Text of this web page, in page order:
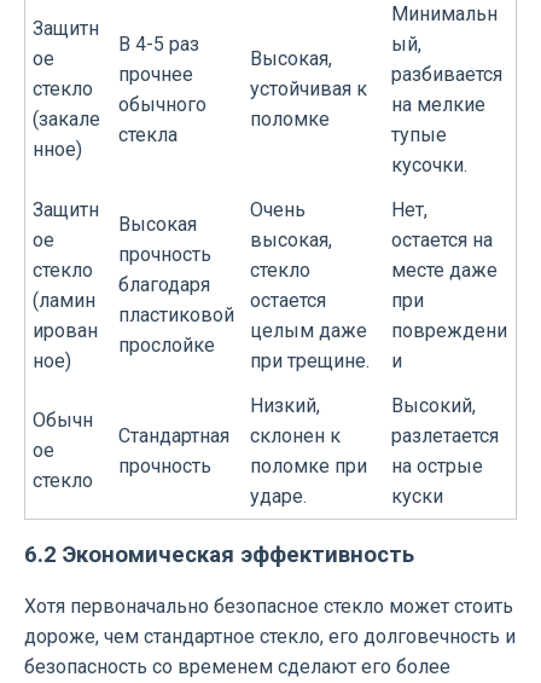
Защитн
ое
стекло
(закале
нное)
В 4-5 раз
прочнее
обычного
стекла
Высокая,
устойчивая к
поломке
Минимальн
ый,
разбивается
на мелкие
тупые
кусочки.
Защитн
ое
стекло
(ламин
ирован
ное)
Высокая
прочность
благодаря
пластиковой
прослойке
Очень
высокая,
стекло
остается
целым даже
при трещине.
Нет,
остается на
месте даже
при
повреждени
и
Обычн
ое
стекло
Стандартная
прочность
Низкий,
склонен к
поломке при
ударе.
Высокий,
разлетается
на острые
куски
6.2 Экономическая эффективность
Хотя первоначально безопасное стекло может стоить
дороже, чем стандартное стекло, его долговечность и
безопасность со временем сделают его более